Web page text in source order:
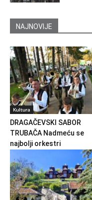
NAJNOVIJE
Kultura
DRAGAČEVSKI SABOR
TRUBAČA Nadmeću se
najbolji orkestri